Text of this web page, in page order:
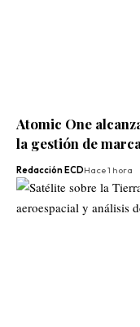
Atomic One
la gestión de
Redacción ECDHace 1 hora